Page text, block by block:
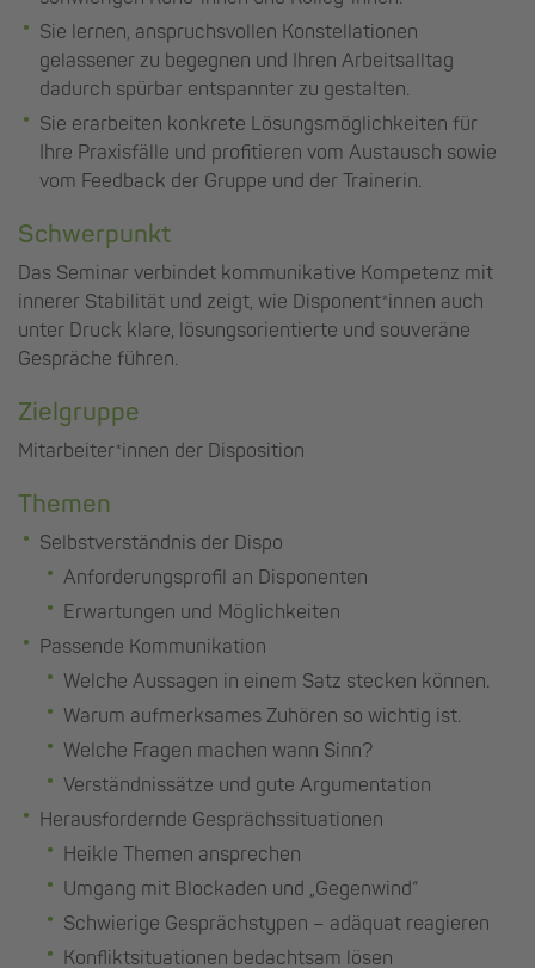
Sie lernen, anspruchsvollen Konstellationen
gelassener zu begegnen und Ihren Arbeitsalltag
dadurch spürbar entspannter zu gestalten.
Sie erarbeiten konkrete Lösungsmöglichkeiten für
Ihre Praxisfälle und profitieren vom Austausch sowie
vom Feedback der Gruppe und der Trainerin.
Schwerpunkt
Das Seminar verbindet kommunikative Kompetenz mit
innerer Stabilität und zeigt, wie Disponent*innen auch
unter Druck klare, lösungsorientierte und souveräne
Gespräche führen.
Zielgruppe
Mitarbeiter*innen der Disposition
Themen
Selbstverständnis der Dispo
Anforderungsprofil an Disponenten
Erwartungen und Möglichkeiten
Passende Kommunikation
Welche Aussagen in einem Satz stecken können.
Warum aufmerksames Zuhören so wichtig ist.
Welche Fragen machen wann Sinn?
Verständnissätze und gute Argumentation
Herausfordernde Gesprächssituationen
Heikle Themen ansprechen
Umgang mit Blockaden und „Gegenwind“
Schwierige Gesprächstypen – adäquat reagieren
Konfliktsituationen bedachtsam lösen